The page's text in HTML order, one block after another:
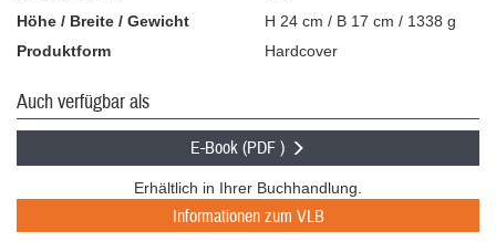
Höhe / Breite / Gewicht
H 24 cm / B 17 cm / 1338 g
Produktform
Hardcover
Auch verfügbar als
E-Book (PDF )
Erhältlich in Ihrer Buchhandlung.
Informationen zum VLB